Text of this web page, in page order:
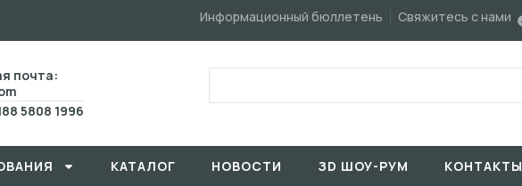
Информационный бюллетень Свяжитесь с нами
почта:
5808 1996
КАТАЛОГ HОBOCTИ ЗD ШОУ-РУМ KОНТАКТЫ